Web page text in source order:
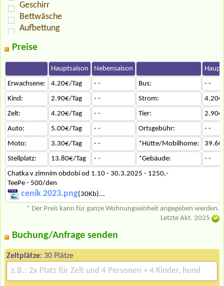
Geschirr
Bettwäsche
Aufbettung
Preise
Hauptsaison Nebensaison
Erwachsene:
4.20€/Tag - - Bus:
- -
Kind:
2.90€/Tag - - Strom:
Zelt:
4.20€/Tag - - Tier:
Auto:
5.00€/Tag - - Ortsgebühr:
- -
Moto:
3.30€/Tag - - *Hütte/Mobilhome:
Stellplatz:
13.80€/Tag - - *Gebäude:
- -
Chatka v zimním období od 1.10 - 30.3.2025 - 1250,-
TeePe - 500/den
ceník 2023.png(30Kb)...
* Der Preis kann für ganze Wohnungseinheit angegeben werden.
Letzte Akt. 2025
Buchung/Anfrage senden
Zeltplätze: 30 Plätze